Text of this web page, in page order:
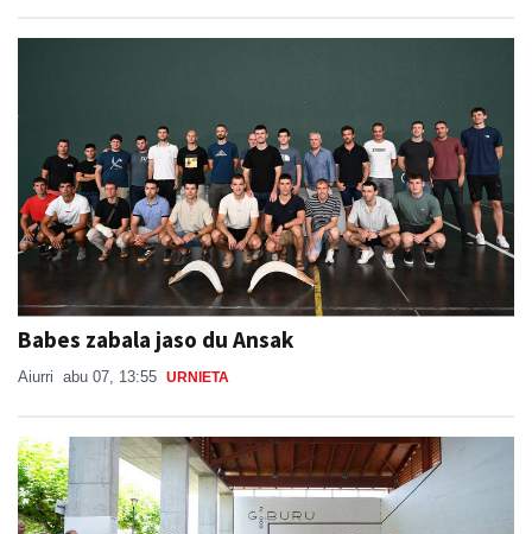
Babes zabala jaso du Ansak
Aiurri abu 07, 13:55 URNIETA